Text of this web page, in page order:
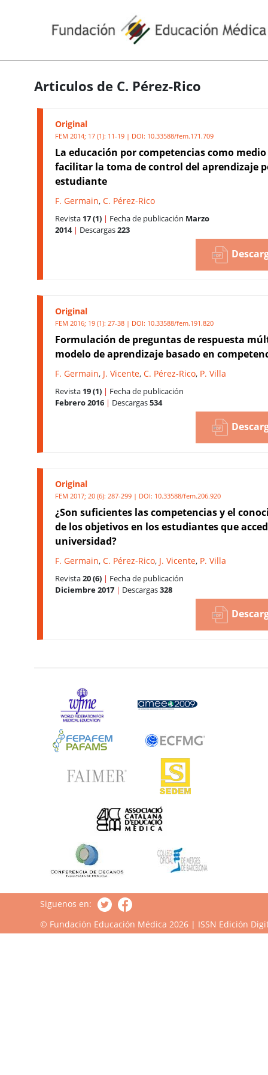
Articulos de C. Pérez-Rico
Original
FEM 2014; 17 (1): 11-19 | DOI: 10.33588/fem.171.709
La educación por competencias como
facilitar la toma de control del aprendizaje
estudiante
F. Germain, C. Pérez-Rico
Revista 17 (1) | Fecha de publicación Marzo
2014 | Descargas223
Original
FEM 2016; 19 (1): 27-38 | DOI: 10.33588/fem.191.820
Formulación de preguntas de respuesta
modelo de aprendizaje basado en
F. Germain, J. Vicente, C. Pérez-Rico, P. Villa
Revista 19 (1) | Fecha de publicación
Febrero 2016 | Descargas534
Original
FEM 2017; 20 (6): 287-299 | DOI: 10.33588/fem.206.920
¿Son suficientes las competencias y el
de los objetivos en los estudiantes que
universidad?
F. Germain, C. Pérez-Rico, J. Vicente, P. Villa
Revista20 (6) | Fecha de publicación
Diciembre 2017 | Descargas328
Siguenos en:
© Fundación Educación Médica 2026 | ISSN Edición